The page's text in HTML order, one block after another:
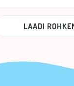
LAADI